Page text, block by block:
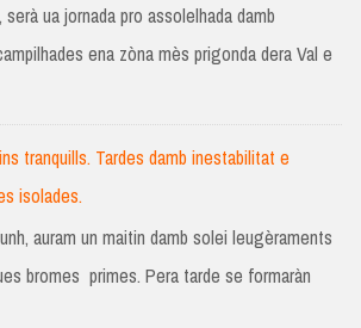
ua jornada pro assolelhada damb
ena zòna mès prigonda dera Val e
tranquills. Tardes damb inestabilitat e
isolades.
auram un maitin damb solei leugèraments
bromes primes. Pera tarde se formaràn